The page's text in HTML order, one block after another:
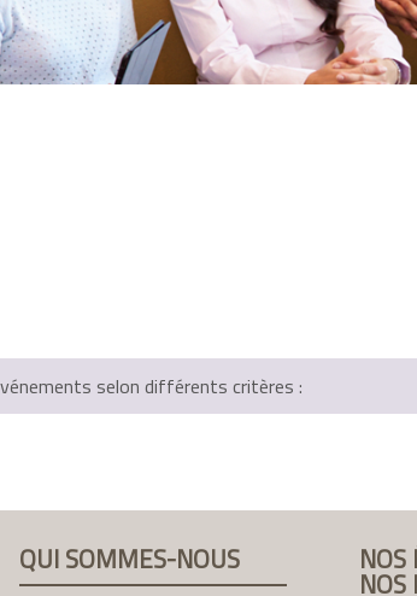
selon différents critères :
QUI SOMMES-NOUS
NOS